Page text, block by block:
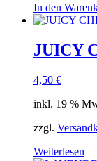
In den
JUICY
4,50 €
inkl. 19 %
zzgl.
Weiterlesen